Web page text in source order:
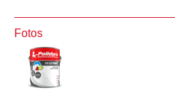
Fotos